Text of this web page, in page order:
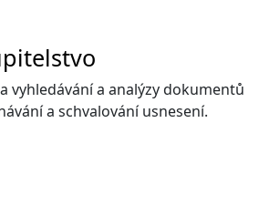
vyhledávání a analýzy dokumentů
a schvalování usnesení.